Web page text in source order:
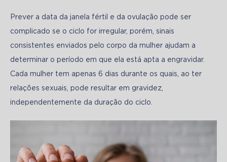
Prever a data da janela fértil e da ovulação pode ser
complicado se o ciclo for irregular, porém, sinais
consistentes enviados pelo corpo da mulher ajudam a
determinar o período em que ela está apta a engravidar.
Cada mulher tem apenas 6 dias durante os quais, ao ter
relações sexuais, pode resultar em gravidez,
independentemente da duração do ciclo.